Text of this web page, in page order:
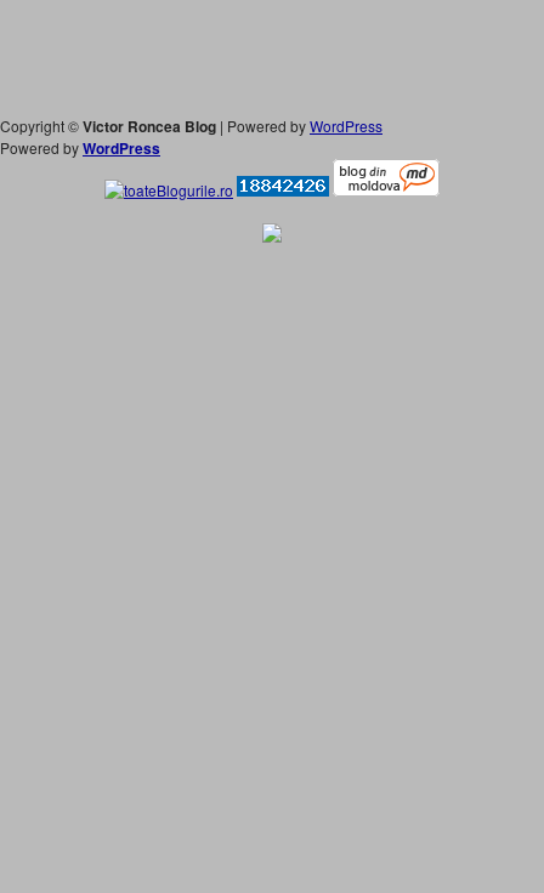
Copyright ©Victor Roncea Blog | Powered byWordPress
Powered byWordPress